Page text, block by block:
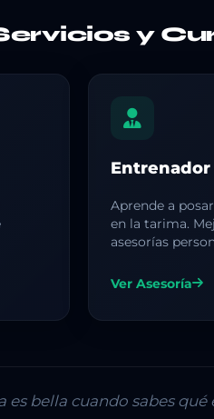
y
Aprende a
en la tarima.
asesorías
Ver Asesoría
es bella cuando sabes